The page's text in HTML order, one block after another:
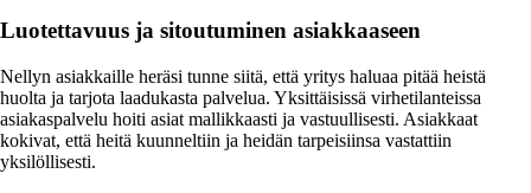
Luotettavuus ja sitoutuminen asiakkaaseen
Nellyn asiakkaille heräsi tunne siitä, että yritys haluaa pitää heistä
huolta ja tarjota laadukasta palvelua. Yksittäisissä virhetilanteissa
asiakaspalvelu hoiti asiat mallikkaasti ja vastuullisesti. Asiakkaat
kokivat, että heitä kuunneltiin ja heidän tarpeisiinsa vastattiin
yksilöllisesti.